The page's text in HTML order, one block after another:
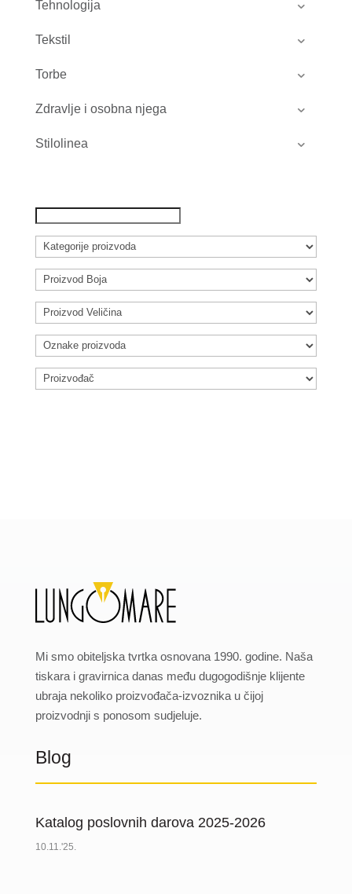
Tehnologija
Tekstil
Torbe
Zdravlje i osobna njega
Stilolinea
Mi smo obiteljska tvrtka osnovana 1990. godine. Naša
tiskara i gravirnica danas među dugogodišnje klijente
ubraja nekoliko proizvođača-izvoznika u čijoj
proizvodnji s ponosom sudjeluje.
Blog
Katalog poslovnih darova 2025-2026
10.11.'25.